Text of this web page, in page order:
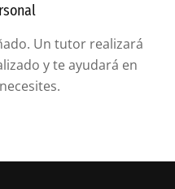
Un tutor realizará
y te ayudará en